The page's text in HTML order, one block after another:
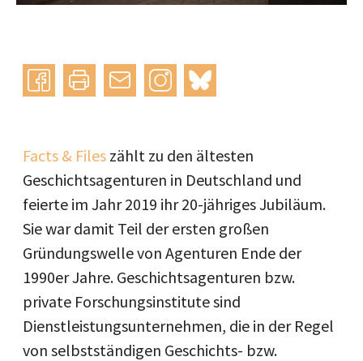
Instagram
bluesky
Facts & Files zählt zu den ältesten
Geschichtsagenturen in Deutschland und
feierte im Jahr 2019 ihr 20-jähriges Jubiläum.
Sie war damit Teil der ersten großen
Gründungswelle von Agenturen Ende der
1990er Jahre. Geschichtsagenturen bzw.
private Forschungsinstitute sind
Dienstleistungsunternehmen, die in der Regel
von selbstständigen Geschichts- bzw.